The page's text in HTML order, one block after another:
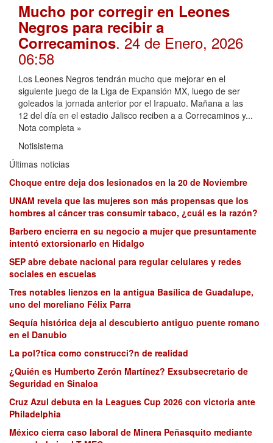
Mucho por corregir en Leones
Negros para recibir a
Correcaminos. 24 de Enero, 2026
06:58
Los Leones Negros tendrán mucho que mejorar en el
siguiente juego de la Liga de Expansión MX, luego de ser
goleados la jornada anterior por el Irapuato. Mañana a las
12 del día en el estadio Jalisco reciben a a Correcaminos y...
Nota completa »
Notisistema
Últimas noticias
Choque entre deja dos lesionados en la 20 de Noviembre
UNAM revela que las mujeres son más propensas que los
hombres al cáncer tras consumir tabaco, ¿cuál es la razón?
Barbero encierra en su negocio a mujer que presuntamente
intentó extorsionarlo en Hidalgo
SEP abre debate nacional para regular celulares y redes
sociales en escuelas
Tres notables lienzos en la antigua Basílica de Guadalupe,
uno del moreliano Félix Parra
Sequía histórica deja al descubierto antiguo puente romano
en el Danubio
La pol?tica como construcci?n de realidad
¿Quién es Humberto Zerón Martínez? Exsubsecretario de
Seguridad en Sinaloa
Cruz Azul debuta en la Leagues Cup 2026 con victoria ante
Philadelphia
México cierra caso laboral de Minera Peñasquito mediante